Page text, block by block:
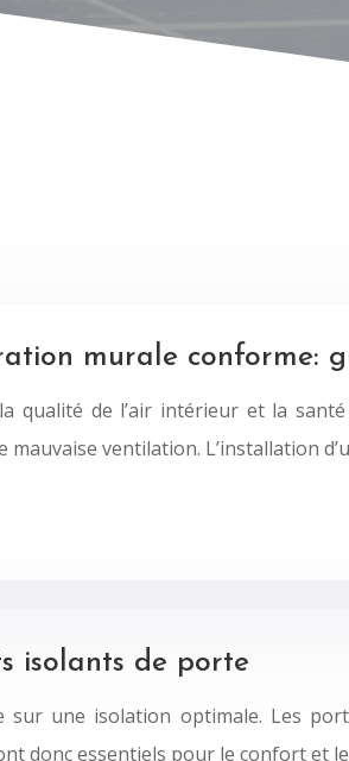
murale
de l’air intérieur et la santé
ventilation. L’installation
isolants de porte
sur une isolation optimale. Les
donc essentiels pour le confort et